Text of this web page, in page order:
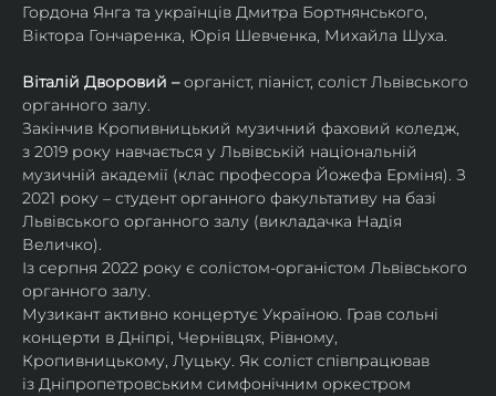
Гордона Янга та українців Дмитра Бортнянського,
Віктора Гончаренка, Юрія Шевченка, Михайла Шуха.
Віталій Дворовий – органіст, піаніст, соліст Львівського
органного залу.
Закінчив Кропивницький музичний фаховий коледж,
з 2019 року навчається у Львівській національній
музичній академії (клас професора Йожефа Ерміня). З
2021 року – студент органного факультативу на базі
Львівського органного залу (викладачка Надія
Величко).
Із серпня 2022 року є солістом-органістом Львівського
органного залу.
Музикант активно концертує Україною. Грав сольні
концерти в Дніпрі, Чернівцях, Рівному,
Кропивницькому, Луцьку. Як соліст співпрацював
із Дніпропетровським симфонічним оркестром